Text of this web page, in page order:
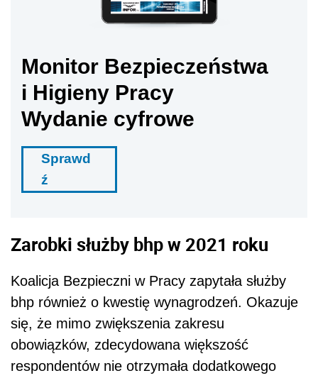
Monitor Bezpieczeństwa
i Higieny Pracy
Wydanie cyfrowe
Sprawd
ź
Zarobki służby bhp w 2021 roku
Koalicja Bezpieczni w Pracy zapytała służby
bhp również o kwestię wynagrodzeń. Okazuje
się, że mimo zwiększenia zakresu
obowiązków, zdecydowana większość
respondentów nie otrzymała dodatkowego